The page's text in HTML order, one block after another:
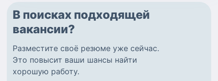
В поисках подходящей
вакансии?
Разместите своё резюме уже сейчас.
Это повысит ваши шансы найти
хорошую работу.